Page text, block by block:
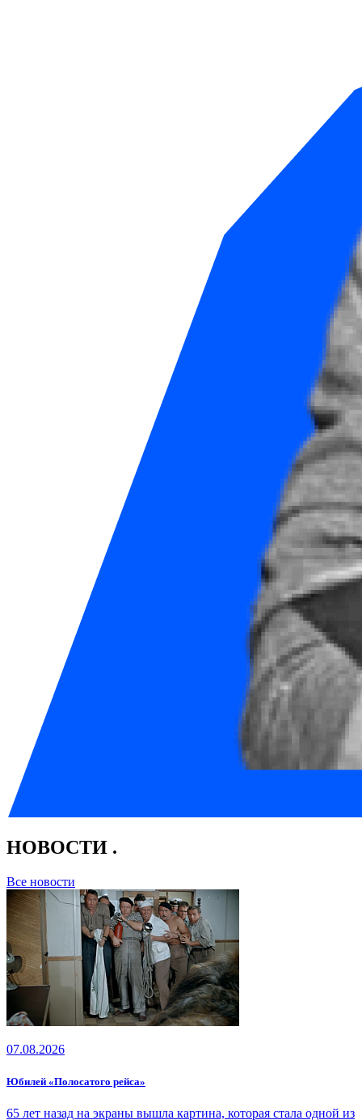
НОВОСТИ .
Все новости
07.08.2026
Юбилей «Полосатого рейса»
65 лет назад на экраны вышла картина, которая стала одной из